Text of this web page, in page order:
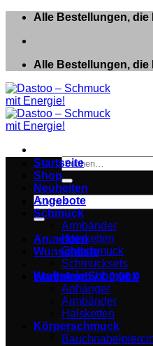
Zum
springen
Alle Bestellungen,
Alle Bestellungen,
Suchen
nach:
Suchen
nach:
Anmelden
Wunschliste
Warenkorb /€0,00 0
Startseite
Shop
Neuheiten
Angebote
Schmuck
Armbänder
Halsketten
Ohrschmuck
Schmucksets
Kraftstein Schmuck
Anhänger
Armbänder
Halsketten
Körperschmuck